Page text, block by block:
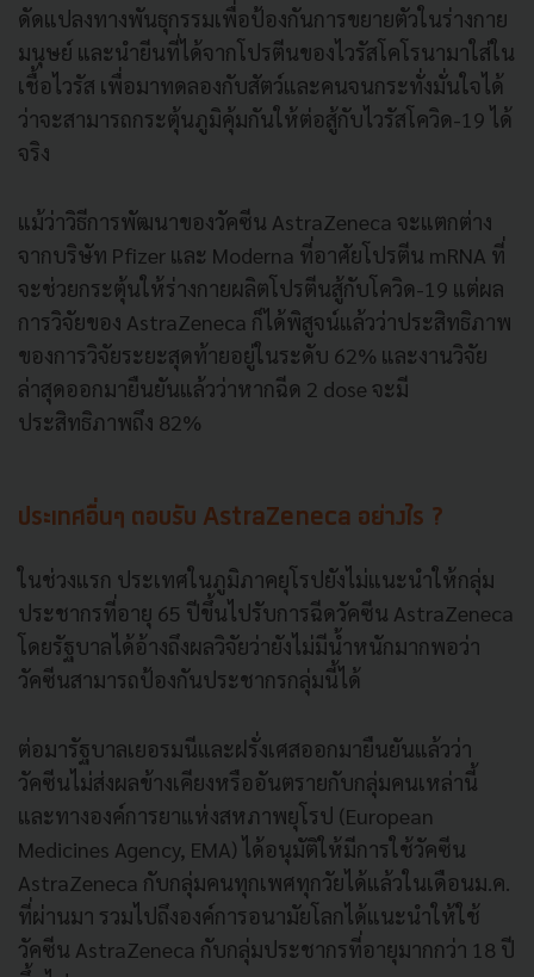
ดัดแปลงทางพันธุกรรมเพื่อป้องกันการขยายตัวในร่างกาย
มนุษย์ และนำยีนที่ได้จากโปรตีนของไวรัสโคโรนามาใส่ใน
เชื้อไวรัส เพื่อมาทดลองกับสัตว์และคนจนกระทั่งมั่นใจได้
ว่าจะสามารถกระตุ้นภูมิคุ้มกันให้ต่อสู้กับไวรัสโควิด-19 ได้
จริง
แม้ว่าวิธีการพัฒนาของวัคซีน AstraZeneca จะแตกต่าง
จากบริษัท Pfizer และ Moderna ที่อาศัยโปรตีน mRNA ที่
จะช่วยกระตุ้นให้ร่างกายผลิตโปรตีนสู้กับโควิด-19 แต่ผล
การวิจัยของ AstraZeneca ก็ได้พิสูจน์แล้วว่าประสิทธิภาพ
ของการวิจัยระยะสุดท้ายอยู่ในระดับ 62% และงานวิจัย
ล่าสุดออกมายืนยันแล้วว่าหากฉีด 2 dose จะมี
ประสิทธิภาพถึง 82%
ประเทศอื่นๆ ตอบรับ AstraZeneca อย่างไร ?
ในช่วงแรก ประเทศในภูมิภาคยุโรปยังไม่แนะนำให้กลุ่ม
ประชากรที่อายุ 65 ปีขึ้นไปรับการฉีดวัคซีน AstraZeneca
โดยรัฐบาลได้อ้างถึงผลวิจัยว่ายังไม่มีน้ำหนักมากพอว่า
วัคซีนสามารถป้องกันประชากรกลุ่มนี้ได้
ต่อมารัฐบาลเยอรมนีและฝรั่งเศสออกมายืนยันแล้วว่า
วัคซีนไม่ส่งผลข้างเคียงหรืออันตรายกับกลุ่มคนเหล่านี้
และทางองค์การยาแห่งสหภาพยุโรป (European
Medicines Agency, EMA) ได้อนุมัติให้มีการใช้วัคซีน
AstraZeneca กับกลุ่มคนทุกเพศทุกวัยได้แล้วในเดือนม.ค.
ที่ผ่านมา รวมไปถึงองค์การอนามัยโลกได้แนะนำให้ใช้
วัคซีน AstraZeneca กับกลุ่มประชากรที่อายุมากกว่า 18 ปี